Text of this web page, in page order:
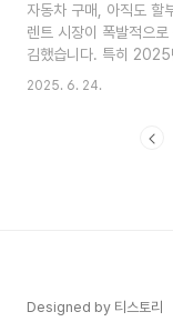
의'와 '번호판'입니다.
는 개념으로, '하', '허', '
반면 자동차 리스, 특히
자동차 구매, 아직도 할
렌트 시장이 폭발적으
김했습니다. 특히 2025
강화로 더욱 주목받을
하고, 어떤 분들에게
2025. 6. 24.
Designed by 티스토리